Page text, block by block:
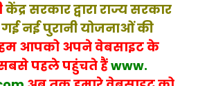
केंद्र सरकार द्वारा राज्य सरकार
गई नई पुरानी योजनाओं की
हम आपको अपने वेबसाइट के
पहले पहुंचते हैंwww.